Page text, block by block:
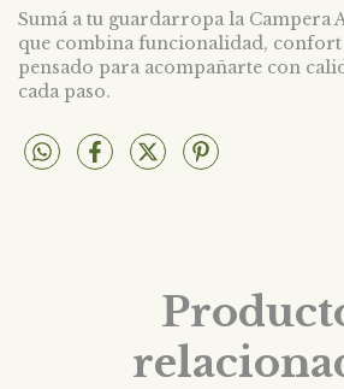
Sumá a tu guardarropa la Campera
que combina funcionalidad, confort
pensado para acompañarte con
cada paso.